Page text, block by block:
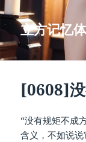
立方记忆
[0608]
“没有规矩不成
含义，不如说